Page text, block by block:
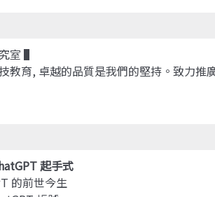
室 ▌
教育, 卓越的品質是我們的堅持。致力
起手式
的前世今生